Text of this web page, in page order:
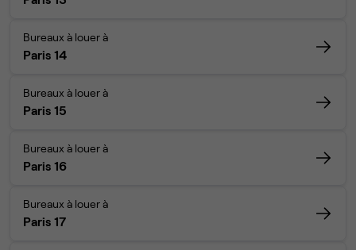
Bureaux à louer à
Paris 14
Bureaux à louer à
Paris 15
Bureaux à louer à
Paris 16
Bureaux à louer à
Paris 17